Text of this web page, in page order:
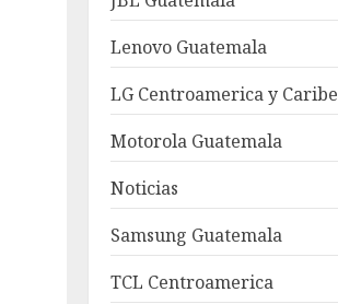
Lenovo Guatemala
LG Centroamerica y Caribe
Motorola Guatemala
Noticias
Samsung Guatemala
TCL Centroamerica